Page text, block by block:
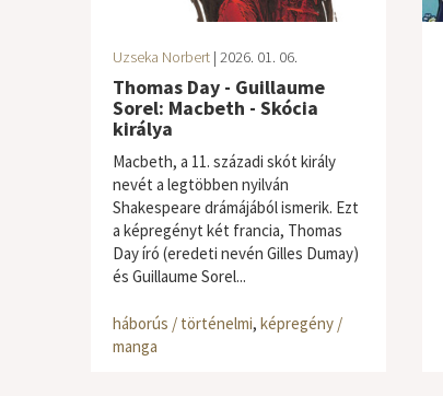
Uzseka Norbert| 2026. 01. 06.
Thomas Day - Guillaume
Sorel: Macbeth - Skócia
királya
Macbeth, a 11. századi skót király
nevét a legtöbben nyilván
Shakespeare drámájából ismerik. Ezt
a képregényt két francia, Thomas
Day író (eredeti nevén Gilles Dumay)
és Guillaume Sorel...
háborús / történelmi, képregény /
manga